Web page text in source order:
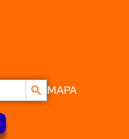
Botón de búsqueda
MAPA